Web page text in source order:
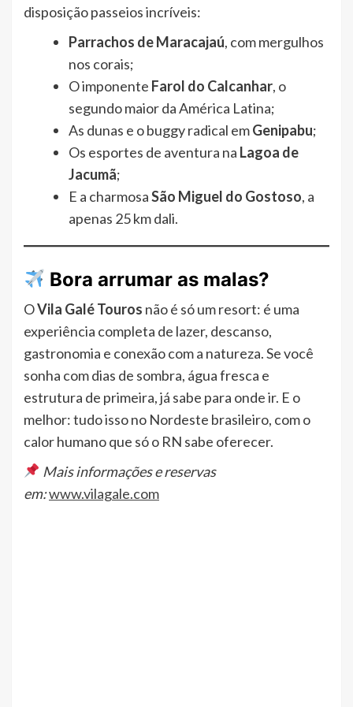
disposição passeios incríveis:
Parrachos de Maracajaú, com mergulhos
nos corais;
O imponente Farol do Calcanhar, o
segundo maior da América Latina;
As dunas e o buggy radical emGenipabu;
Os esportes de aventura na Lagoa de
Jacumã;
E a charmosaSão Miguel do Gostoso, a
apenas 25 km dali.
Bora arrumar as malas?
OVila Galé Touros não é só um resort: é uma
experiência completa de lazer, descanso,
gastronomia e conexão com a natureza. Se você
sonha com dias de sombra, água fresca e
estrutura de primeira, já sabe para onde ir. E o
melhor: tudo isso no Nordeste brasileiro, com o
calor humano que só o RN sabe oferecer.
Mais informações e reservas
em:www.vilagale.com